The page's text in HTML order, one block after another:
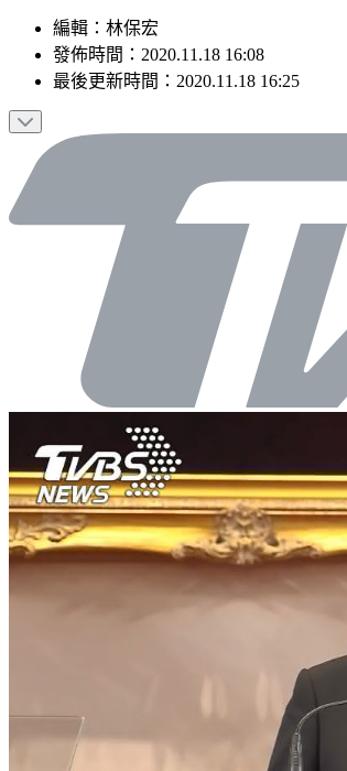
編輯 ： 林保宏
發佈時間： 2020.11.18 16:08
最後更新時間： 2020.11.18 16:25